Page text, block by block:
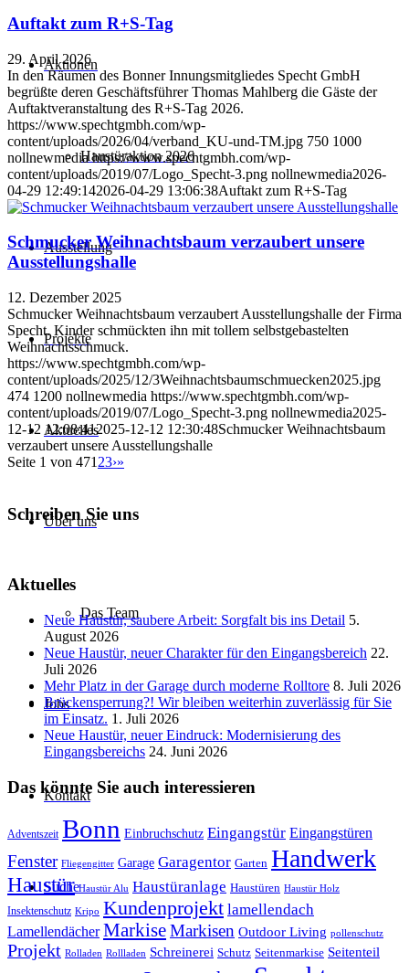
Aktionen
Haustüraktion 2026
Ausstellung
Projekte
Aktuelles
Über uns
Das Team
Jobs
Kontakt
Suche
Auftakt zum R+S-Tag
29. April 2026
In den Räumen des Bonner Innungsmitgliedes Specht GmbH
begrüßte deren Geschäftsführer Thomas Mahlberg die Gäste der
Auftaktveranstaltung des R+S-Tag 2026.
https://www.spechtgmbh.com/wp-
content/uploads/2026/04/verband_KU-und-TM.jpg 750 1000
nollnewmedia https://www.spechtgmbh.com/wp-
content/uploads/2019/07/Logo_Specht-3.png nollnewmedia2026-
04-29 12:49:142026-04-29 13:06:38Auftakt zum R+S-Tag
Schmucker Weihnachtsbaum verzaubert unsere
Ausstellungshalle
12. Dezember 2025
Schmucker Weihnachtsbaum verzaubert Ausstellungshalle der Firma
Specht. Kinder schmückten ihn mit tollem selbstgebastelten
Weihnachtsschmuck.
https://www.spechtgmbh.com/wp-
content/uploads/2025/12/3Weihnachtsbaumschmuecken2025.jpg
474 1200 nollnewmedia https://www.spechtgmbh.com/wp-
content/uploads/2019/07/Logo_Specht-3.png nollnewmedia2025-
12-12 12:08:412025-12-12 12:30:48Schmucker Weihnachtsbaum
verzaubert unsere Ausstellungshalle
Seite 1 von 471 23›»
Schreiben Sie uns
Aktuelles
Neue Haustür, saubere Arbeit: Sorgfalt bis ins Detail 5.
August 2026
Neue Haustür, neuer Charakter für den Eingangsbereich 22.
Juli 2026
Mehr Platz in der Garage durch moderne Rolltore 8. Juli 2026
Brückensperrung?! Wir bleiben weiterhin zuverlässig für Sie
im Einsatz. 1. Juli 2026
Neue Haustür, neuer Eindruck: Modernisierung des
Eingangsbereichs 24. Juni 2026
Das könnte Sie auch interessieren
Adventszeit Bonn Einbruchschutz Eingangstür Eingangstüren
Fenster Fliegengitter Garage Garagentor Garten Handwerk
Haustür Haustür Alu Haustüranlage Haustüren Haustür Holz
Insektenschutz Kripo Kundenprojekt lamellendach
Lamellendächer MarkiseMarkisen Outdoor Living pollenschutz
Projekt Rolladen Rollladen Schreinerei Schutz Seitenmarkise Seitenteil